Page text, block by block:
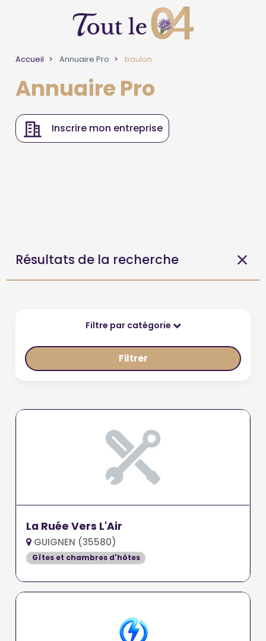
Accueil Annuaire Pro baulon
Annuaire Pro
Inscrire mon entreprise
Résultats de la recherche
Filtre par catégorie
Filtrer
La Ruée Vers L'Air
GUIGNEN (35580)
Gîtes et chambres d'hôtes